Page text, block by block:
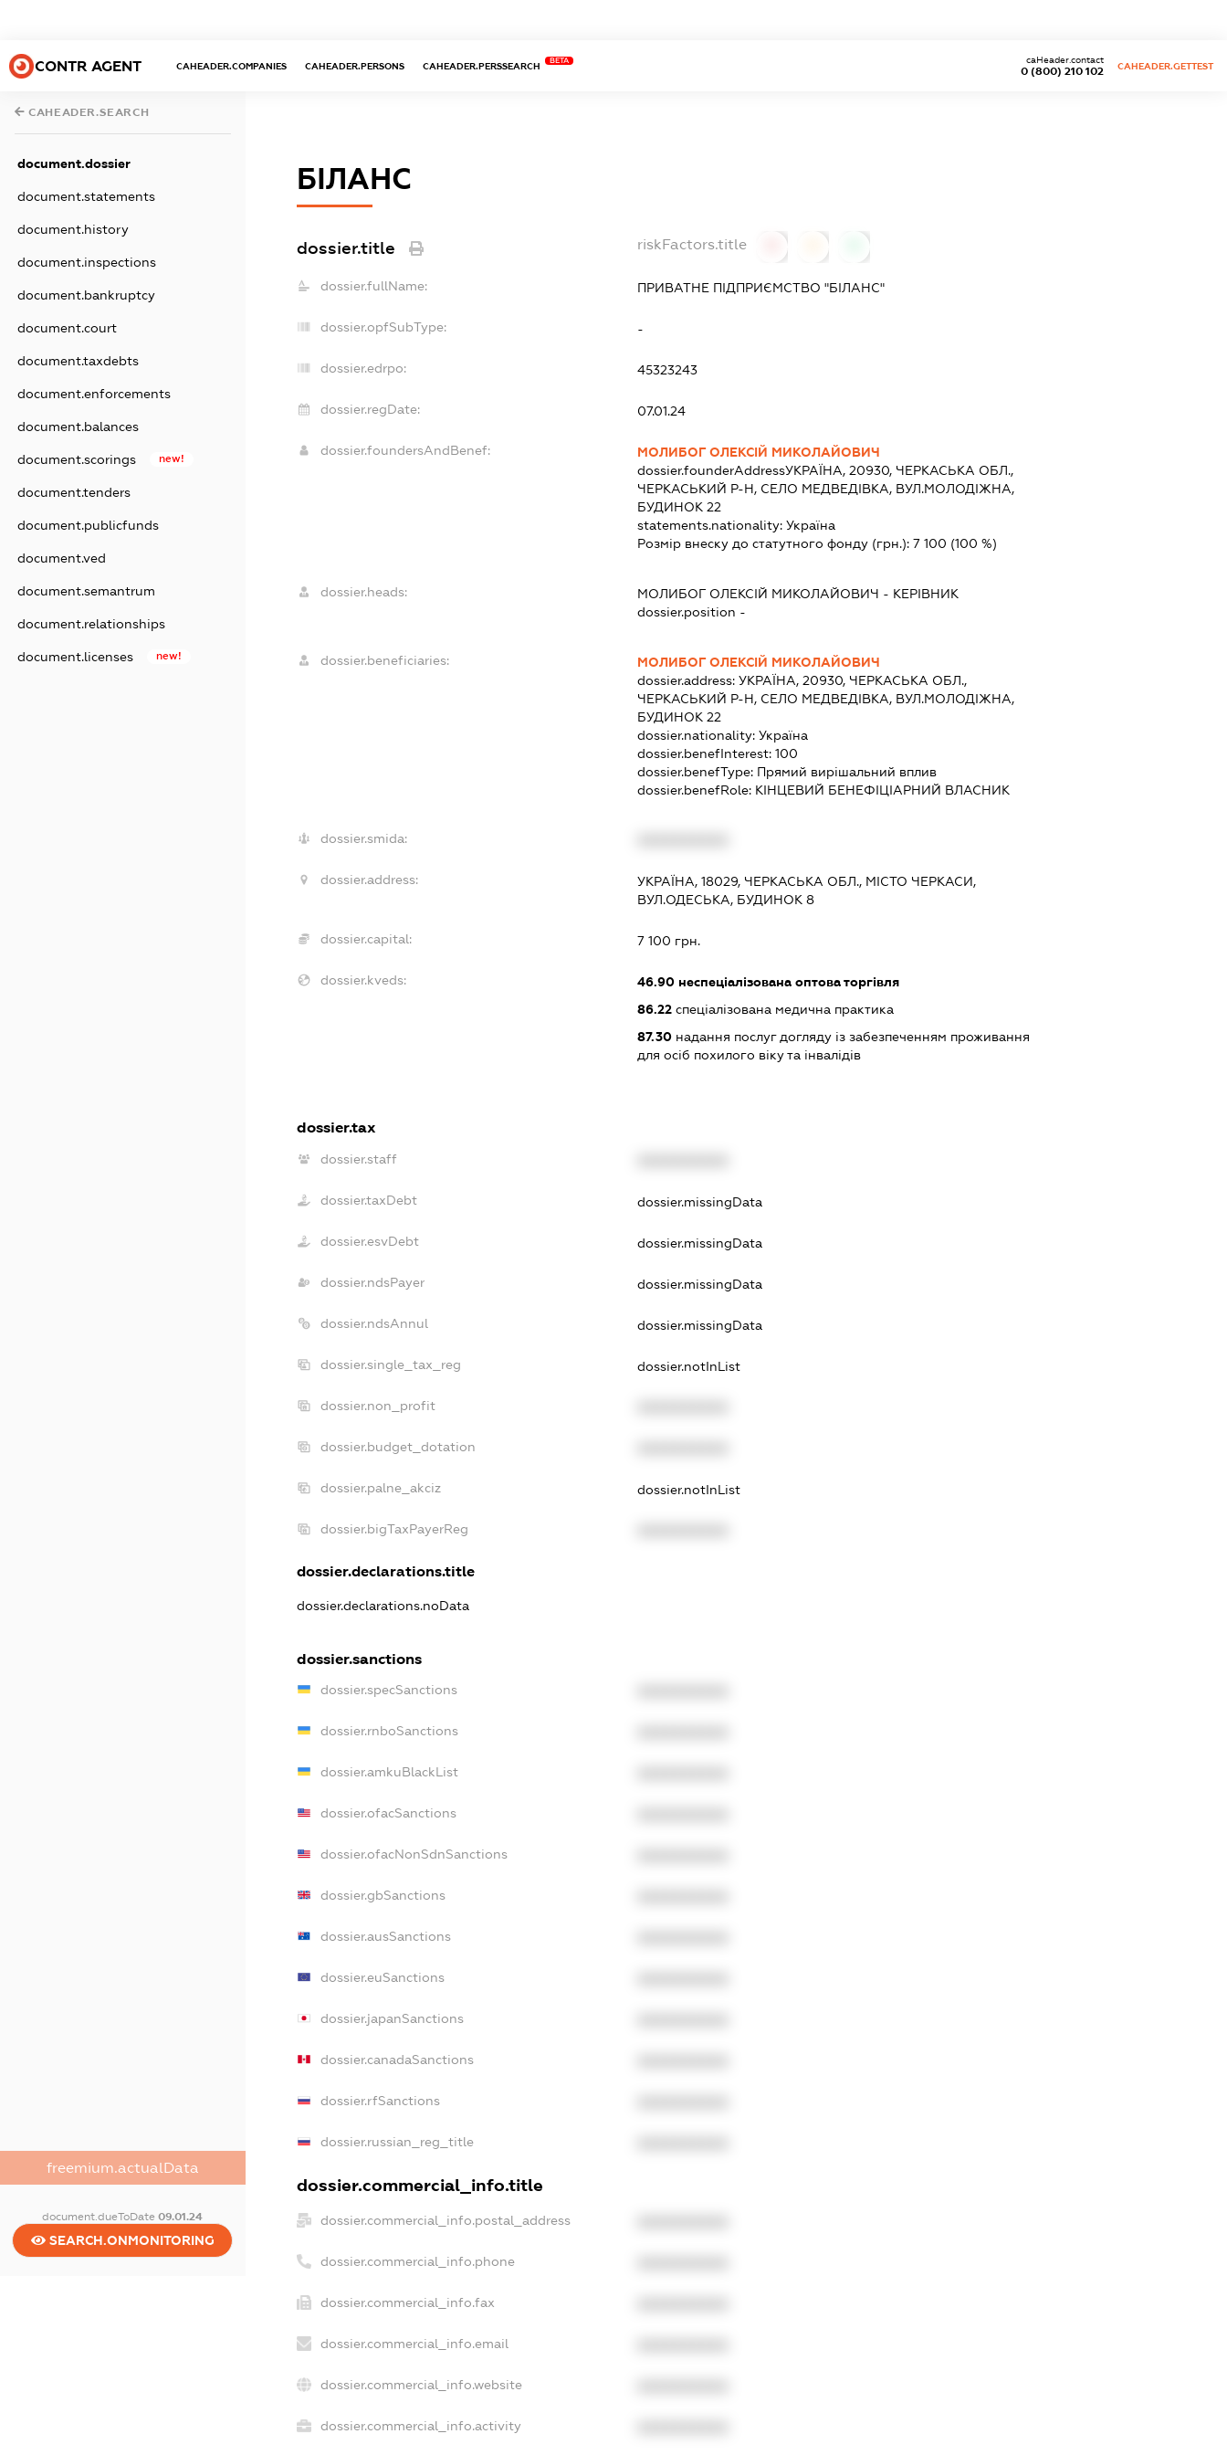
CONTR AGENT CAHEADER.COMPANIES CAHEADER.PERSONS CAHEADER.PERSSEARCH
BETA
0 (800) 210 102
caHeader.contact
CAHEADER.GETTEST
CAHEADER.SEARCH
document.dossier
document.statements
document.history
document.inspections
document.bankruptcy
document.court
document.taxdebts
document.enforcements
document.balances
document.scorings new!
document.tenders
document.publicfunds
document.ved
document.semantrum
document.relationships
document.licenses new!
freemium.actualData
document.dueToDate09.01.24
SEARCH.ONMONITORING
БІЛАНС
dossier.title riskFactors.title
dossier.fullName: ПРИВАТНЕ ПІДПРИЄМСТВО "БІЛАНС"
dossier.opfSubType: -
dossier.edrpo: 45323243
dossier.regDate: 07.01.24
dossier.foundersAndBenef:
МОЛИБОГ ОЛЕКСІЙ МИКОЛАЙОВИЧ
dossier.founderAddressУКРАЇНА, 20930, ЧЕРКАСЬКА ОБЛ.,
ЧЕРКАСЬКИЙ Р-Н, СЕЛО МЕДВЕДІВКА, ВУЛ.МОЛОДІЖНА,
БУДИНОК 22
statements.nationality: Україна
Розмір внеску до статутного фонду (грн.): 7 100 (100 %)
dossier.heads: МОЛИБОГ ОЛЕКСІЙ МИКОЛАЙОВИЧ - КЕРІВНИК
dossier.position -
dossier.beneficiaries:
МОЛИБОГ ОЛЕКСІЙ МИКОЛАЙОВИЧ
dossier.address: УКРАЇНА, 20930, ЧЕРКАСЬКА ОБЛ.,
ЧЕРКАСЬКИЙ Р-Н, СЕЛО МЕДВЕДІВКА, ВУЛ.МОЛОДІЖНА,
БУДИНОК 22
dossier.nationality: Україна
dossier.benefInterest: 100
dossier.benefType: Прямий вирішальний вплив
dossier.benefRole: КІНЦЕВИЙ БЕНЕФІЦІАРНИЙ ВЛАСНИК
dossier.smida:
dossier.address:
УКРАЇНА, 18029, ЧЕРКАСЬКА ОБЛ., МІСТО ЧЕРКАСИ,
ВУЛ.ОДЕСЬКА, БУДИНОК 8
dossier.capital: 7 100 грн.
dossier.kveds: 46.90неспеціалізована оптова торгівля
86.22спеціалізована медична практика
87.30надання послуг догляду із забезпеченням проживання
для осіб похилого віку та інвалідів
dossier.tax
dossier.staff
dossier.taxDebt dossier.missingData
dossier.esvDebt dossier.missingData
dossier.ndsPayer dossier.missingData
dossier.ndsAnnul dossier.missingData
dossier.single_tax_reg dossier.notInList
dossier.non_profit
dossier.budget_dotation
dossier.palne_akciz dossier.notInList
dossier.bigTaxPayerReg
dossier.declarations.title
dossier.declarations.noData
dossier.sanctions
dossier.specSanctions
dossier.rnboSanctions
dossier.amkuBlackList
dossier.ofacSanctions
dossier.ofacNonSdnSanctions
dossier.gbSanctions
dossier.ausSanctions
dossier.euSanctions
dossier.japanSanctions
dossier.canadaSanctions
dossier.rfSanctions
dossier.russian_reg_title
dossier.commercial_info.title
dossier.commercial_info.postal_address
dossier.commercial_info.phone
dossier.commercial_info.fax
dossier.commercial_info.email
dossier.commercial_info.website
dossier.commercial_info.activity